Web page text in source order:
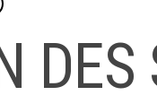
DES